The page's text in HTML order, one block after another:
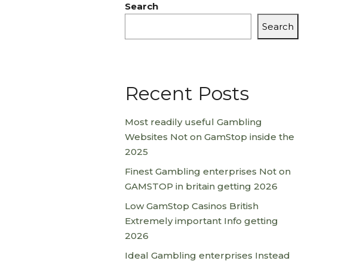
Search
Search
Recent Posts
Most readily useful Gambling
Websites Not on GamStop inside the
2025
Finest Gambling enterprises Not on
GAMSTOP in britain getting 2026
Low GamStop Casinos British
Extremely important Info getting
2026
Ideal Gambling enterprises Instead